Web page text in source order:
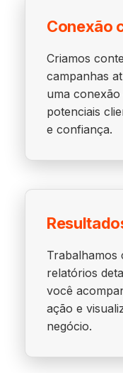
Conexão
Criamos
campanhas
uma
potenciais
e confiança.
Trabalhamos
relatórios
você
ação e
negócio.